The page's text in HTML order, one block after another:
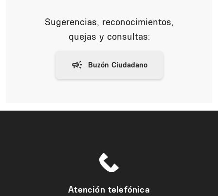
Sugerencias, reconocimientos,
quejas y consultas:
Atención telefónica